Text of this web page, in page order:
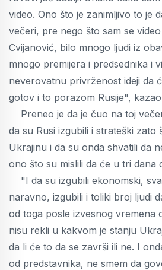
video. Ono što je zanimljivo to je
večeri, pre nego što sam se
Cvijanović, bilo mnogo ljudi iz
mnogo premijera i predsednika i
neverovatnu privrženost ideji da
gotov i to porazom Rusije",
Preneo je da je čuo na toj
da su Rusi izgubili i strateški zato
Ukrajinu i da su onda shvatili da
ono što su mislili da će u tri dana
"I da su izgubili ekonomski,
naravno, izgubili i toliki broj ljudi
od toga posle izvesnog vremena
nisu rekli u kakvom je stanju
da li će to da se završi ili ne. I
od predstavnika, ne smem da